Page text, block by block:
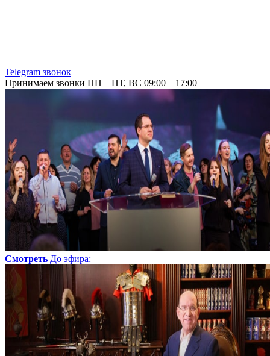
Telegram звонок
Принимаем звонки ПН – ПТ, ВС 09:00 – 17:00
Смотреть До эфира: